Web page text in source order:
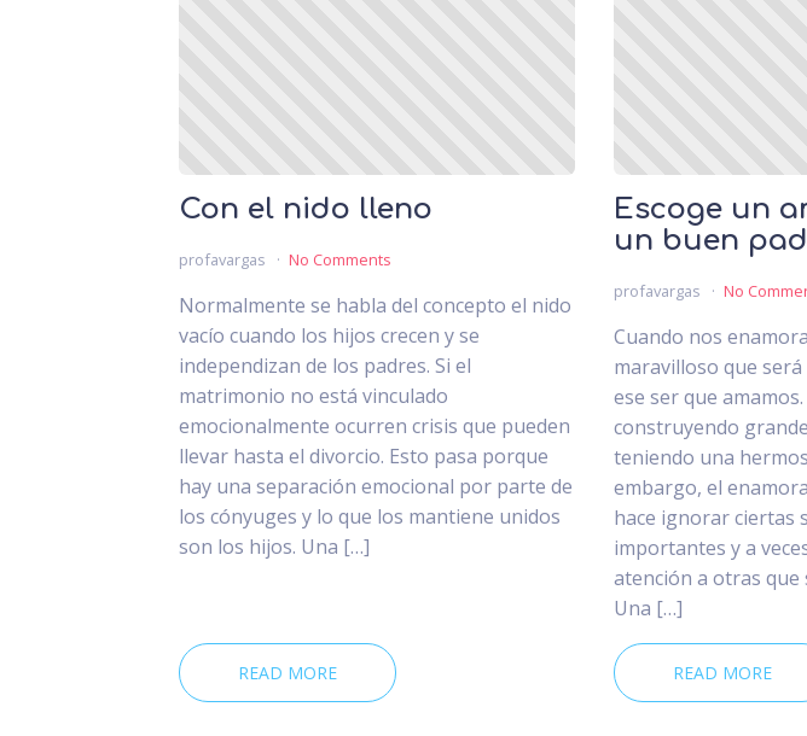
Con el nido lleno
profavargas No Comments
Normalmente se habla del concepto el nido
vacío cuando los hijos crecen y se
independizan de los padres. Si el
matrimonio no está vinculado
emocionalmente ocurren crisis que pueden
llevar hasta el divorcio. Esto pasa porque
hay una separación emocional por parte de
los cónyuges y lo que los mantiene unidos
son los hijos. Una […]
READ MORE
Escoge un
un buen
profavargas No
Cuando nos
maravilloso que
ese ser que
construyendo
teniendo una
embargo, el
hace ignorar ciertas
importantes y a
atención a otras
Una […]
READ MORE